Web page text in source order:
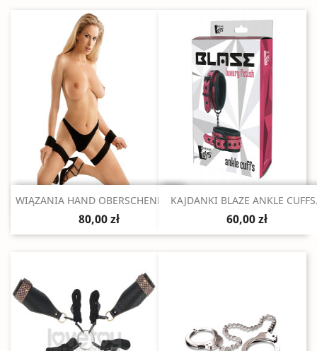
 Szybki podgląd
WIĄZANIA HAND OBERSCHENKEL...
80,00 zł
Szybki podgląd
KAJDANKI BLAZE ANKLE
60,00 zł